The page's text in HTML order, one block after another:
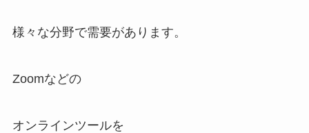
様々な分野で需要があります。
Zoomなどの
オンラインツールを